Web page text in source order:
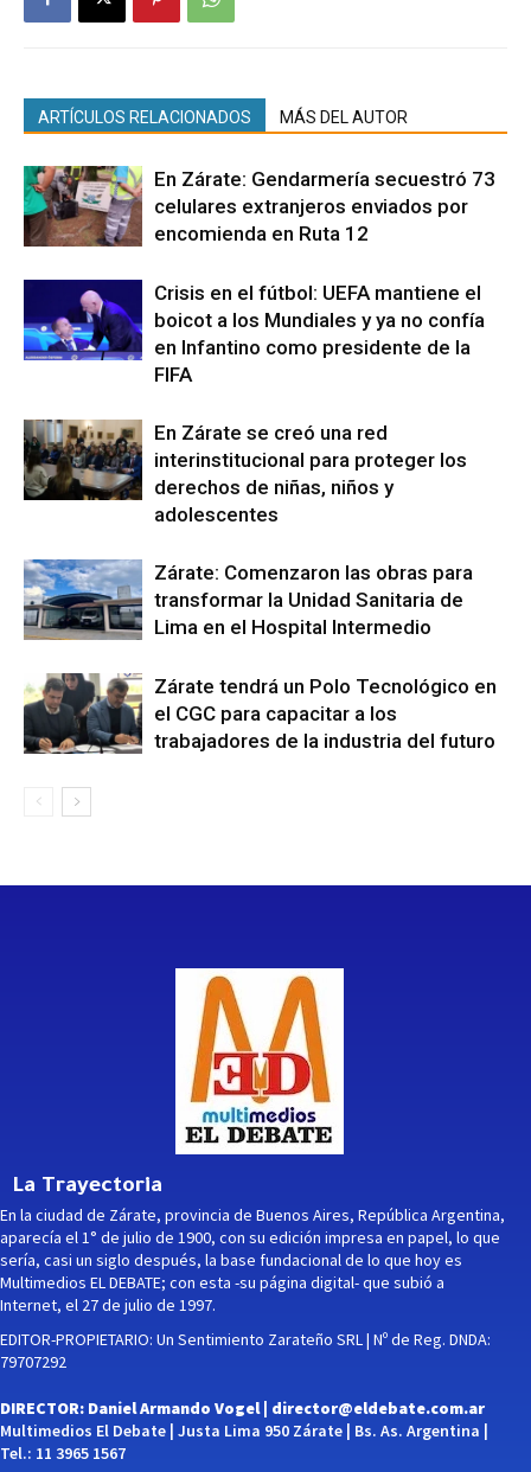
ARTÍCULOS RELACIONADOS MÁS DEL AUTOR
En Zárate: Gendarmería secuestró 73
celulares extranjeros enviados por
encomienda en Ruta 12
Crisis en el fútbol: UEFA mantiene el
boicot a los Mundiales y ya no confía
en Infantino como presidente de la
FIFA
En Zárate se creó una red
interinstitucional para proteger los
derechos de niñas, niños y
adolescentes
Zárate: Comenzaron las obras para
transformar la Unidad Sanitaria de
Lima en el Hospital Intermedio
Zárate tendrá un Polo Tecnológico en
el CGC para capacitar a los
trabajadores de la industria del futuro
La Trayectoria
En la ciudad de Zárate, provincia de Buenos Aires, República Argentina,
aparecía el 1° de julio de 1900, con su edición impresa en papel, lo que
sería, casi un siglo después, la base fundacional de lo que hoy es
Multimedios EL DEBATE; con esta -su página digital- que subió a
Internet, el 27 de julio de 1997.
EDITOR-PROPIETARIO: Un Sentimiento Zarateño SRL | Nº de Reg. DNDA:
79707292
DIRECTOR: Daniel Armando Vogel | director@eldebate.com.ar
Multimedios El Debate | Justa Lima 950 Zárate | Bs. As. Argentina |
Tel.: 11 3965 1567